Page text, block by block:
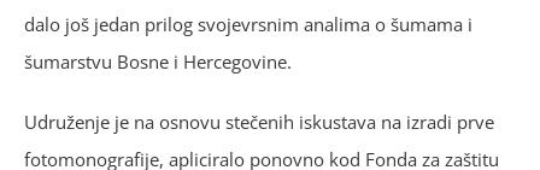
dalo još jedan prilog svojevrsnim analima o šumama i
šumarstvu Bosne i Hercegovine.
Udruženje je na osnovu stečenih iskustava na izradi prve
fotomonografije, apliciralo ponovno kod Fonda za zaštitu